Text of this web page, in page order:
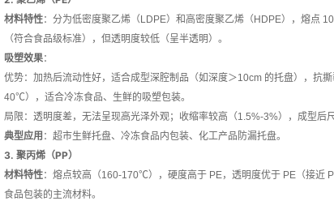
材料特性：分为低密度聚乙烯（LDPE）和高密度聚乙烯（HDPE），熔点
（符合食品级标准），但透明度较低（呈半透明）。
吸塑效果：
优势：加热后流动性好，适合成型深腔制品（如深度＞10cm 的托盘），抗
40℃），适合冷冻食品、生鲜的吸塑包装。
局限：透明度差，无法呈现高光泽外观；收缩率较高（1.5%-3%），成型后
典型应用 ：超市生鲜托盘、冷冻食品内包装、化工产品防漏托盘。
3. 聚丙烯（PP）
材料特性：熔点较高（160-170℃），硬度高于 PE，透明度优于 PE（接近
食品包装的主流材料。